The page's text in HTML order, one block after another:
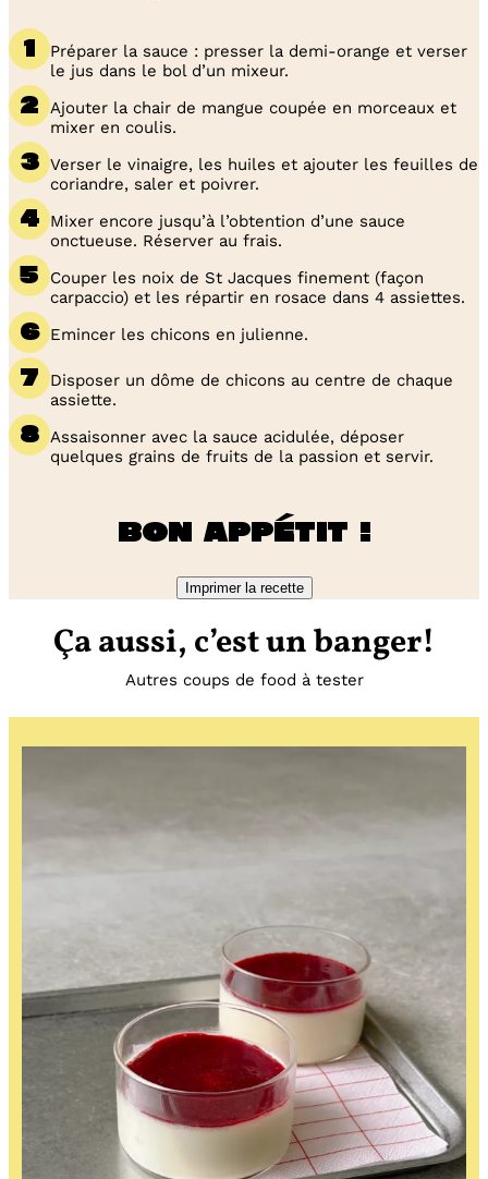
Préparer la sauce : presser la demi-orange et verser
le jus dans le bol d’un mixeur.
Ajouter la chair de mangue coupée en morceaux et
mixer en coulis.
Verser le vinaigre, les huiles et ajouter les feuilles de
coriandre, saler et poivrer.
Mixer encore jusqu’à l’obtention d’une sauce
onctueuse. Réserver au frais.
Couper les noix de St Jacques finement (façon
carpaccio) et les répartir en rosace dans 4 assiettes.
Emincer les chicons en julienne.
Disposer un dôme de chicons au centre de chaque
assiette.
Assaisonner avec la sauce acidulée, déposer
quelques grains de fruits de la passion et servir.
Bon appétit !
Imprimer la recette
Ça aussi, c’est un banger!
Autres coups de food à tester